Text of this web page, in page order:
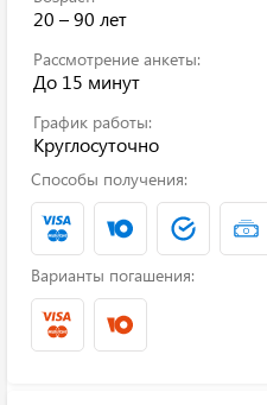
20 – 90 лет
Рассмотрение анкеты:
До 15 минут
График работы:
Круглосуточно
Способы получения:
Варианты погашения: